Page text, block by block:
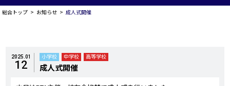
総合トップ お知らせ 成人式開催
2025.01
12
小学校 中学校 高等学校
成人式開催